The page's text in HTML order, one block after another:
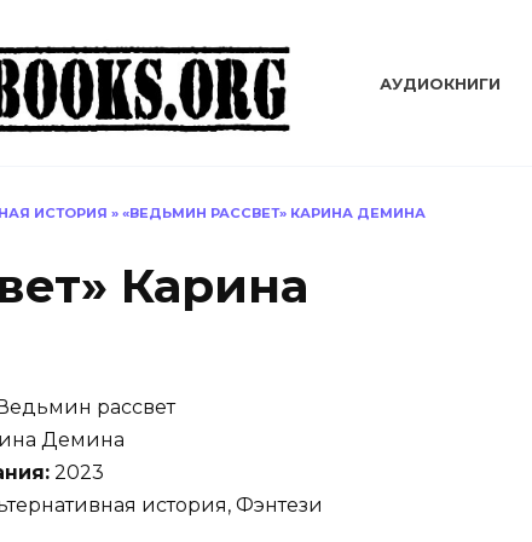
АУДИОКНИГИ
ИСТОРИЯ » «ВЕДЬМИН РАССВЕТ» КАРИНА ДЕМИНА
Карина
Ведьмин рассвет
Демина
2023
история, Фэнтези